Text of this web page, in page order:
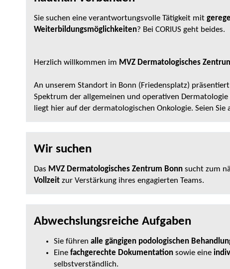
Sie suchen eine verantwortungsvolle Tätigkeit mit
Weiterbildungsmöglichkeiten? Bei CORIUS geht beides.
Herzlich willkommen im MVZ Dermatologisches
An unserem Standort in Bonn (Friedensplatz)
Spektrum der allgemeinen und operativen
liegt hier auf der dermatologischen Onkologie. Seien
Wir suchen
Das MVZ Dermatologisches Zentrum Bonn sucht zum
Vollzeit zur Verstärkung ihres engagierten Teams.
Abwechslungsreiche Aufgaben
Sie führen alle gängigen podologischen
Eine fachgerechte Dokumentation sowie eine
selbstverständlich.